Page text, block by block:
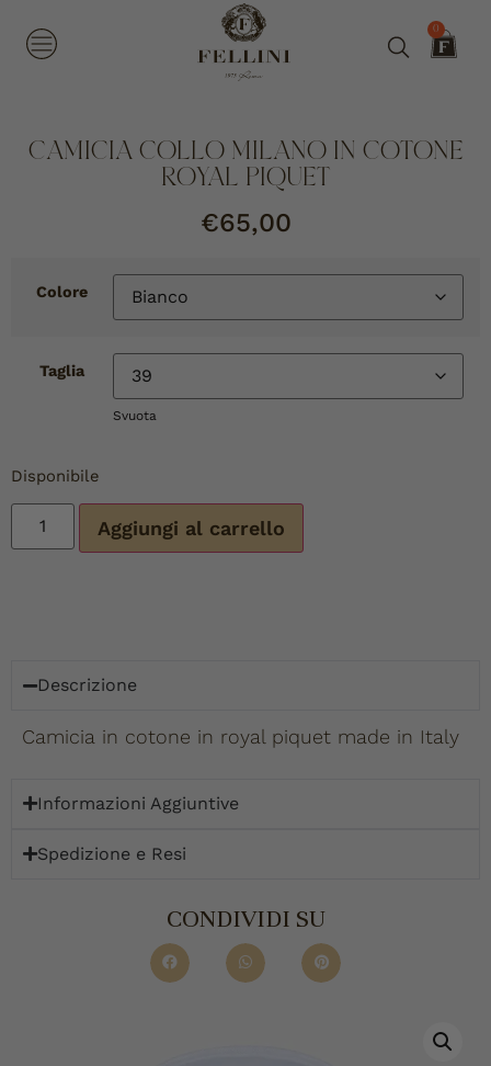
0
CAMICIA COLLO MILANO IN COTONE
ROYAL PIQUET
€65,00
Colore
Taglia
Svuota
Disponibile
Aggiungi al carrello
Descrizione
Camicia in cotone in royal piquet made in Italy
Informazioni Aggiuntive
Spedizione e Resi
CONDIVIDI SU